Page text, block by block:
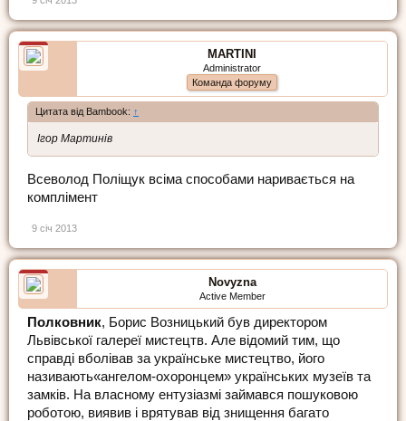
MARTINI
Administrator
Команда форуму
Цитата від Bambook: ↑
Ігор Мартинів
Всеволод Поліщук всіма способами наривається на
комплімент
9 січ 2013
Novyzna
Active Member
Полковник, Борис Возницький був директором
Львівської галереї мистецтв. Але відомий тим, що
справді вболівав за українське мистецтво, його
називають«ангелом-охоронцем» українських музеїв та
замків. На власному ентузіазмі займався пошуковою
роботою, виявив і врятував від знищення багато